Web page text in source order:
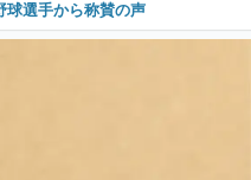
球選手から称賛の声